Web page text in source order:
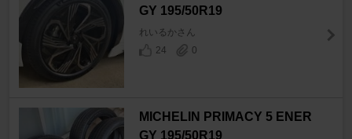
GY 195/50R19
れいるかさん
24
0
MICHELIN PRIMACY 5 ENER
GY 195/50R19